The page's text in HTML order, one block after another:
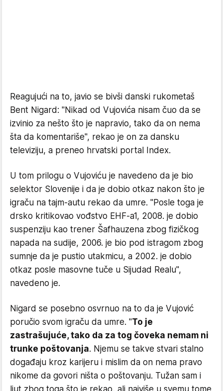
Reagujući na to, javio se bivši danski rukometaš
Bent Nigard: "Nikad od Vujovića nisam čuo da se
izvinio za nešto što je napravio, tako da on nema
šta da komentariše", rekao je on za dansku
televiziju, a preneo hrvatski portal Index.
U tom prilogu o Vujoviću je navedeno da je bio
selektor Slovenije i da je dobio otkaz nakon što je
igraču na tajm-autu rekao da umre. "Posle toga je
drsko kritikovao vođstvo EHF-a1, 2008. je dobio
suspenziju kao trener Šafhauzena zbog fizičkog
napada na sudije, 2006. je bio pod istragom zbog
sumnje da je pustio utakmicu, a 2002. je dobio
otkaz posle masovne tuče u Sijudad Realu",
navedeno je.
Nigard se posebno osvrnuo na to da je Vujović
poručio svom igraču da umre. "To je
zastrašujuće, tako da za tog čoveka nemam ni
trunke poštovanja. Njemu se takve stvari stalno
događaju kroz karijeru i mislim da on nema pravo
nikome da govori ništa o poštovanju. Tužan sam i
ljut zbog toga što je rekao, ali najviše u svemu tome